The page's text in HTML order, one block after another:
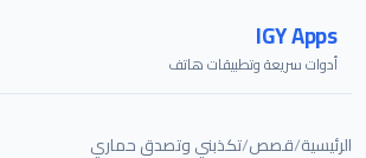
IGY Apps
أدوات سريعة وتطبيقات هاتف
الرئيسية/قصص/تكذبني وتصدق حماري